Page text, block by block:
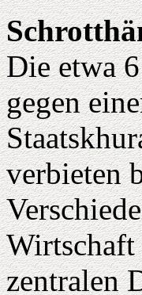
Die etwa
gegen
verbieten
Wirtschaft
zentralen